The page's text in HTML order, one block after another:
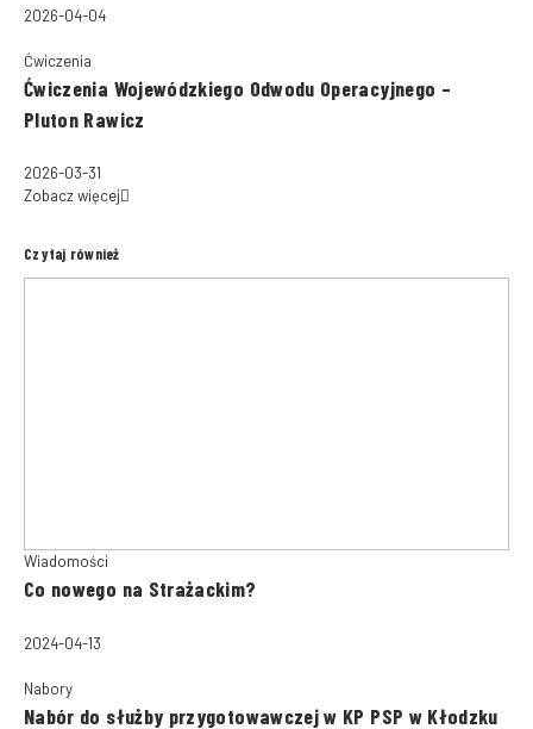
2026-04-04
Ćwiczenia
Ćwiczenia Wojewódzkiego Odwodu Operacyjnego –
Pluton Rawicz
2026-03-31
Zobacz więcej
Czytaj również
Wiadomości
Co nowego na Strażackim?
2024-04-13
Nabory
Nabór do służby przygotowawczej w KP PSP w Kłodzku